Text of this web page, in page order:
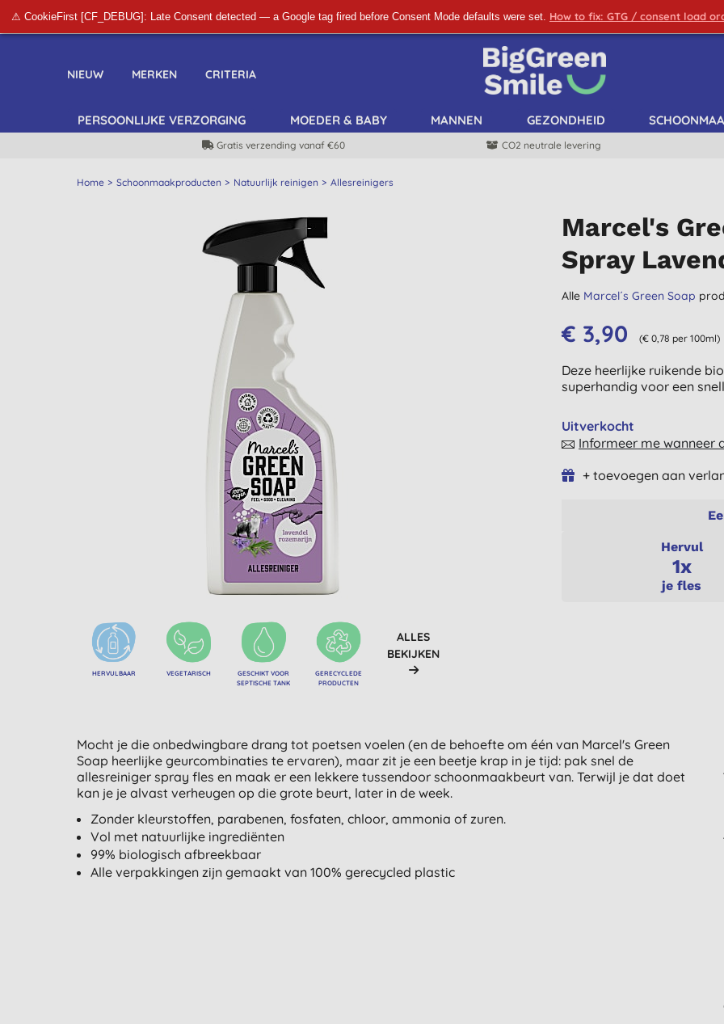
⚠ CookieFirst [CF_DEBUG]: Late Consent detected — a Google tag fired before Consent Mode defaults were set. How to fix: GTG / consent load
SCHRIJF ME IN!
NIEUW MERKEN CRITERIA
PERSOONLIJKE VERZORGING MOEDER & BABY MANNEN GEZONDHEID
Gratis verzending vanaf €60 CO2 neutrale levering
Home Schoonmaakproducten Natuurlijk reinigen Allesreinigers
HERVULBAAR VEGETARISCH
GESCHIKT VOOR
SEPTISCHE TANK
GERECYCLEDE
PRODUCTEN
ALLES
BEKIJKEN
Marcel's
Spray
Alle Marcel´s Green Soap
€ 3,90 (€ 0,78 per 100ml)
Deze heerlijke ruikende
superhandig voor een
Uitverkocht
Informeer me wanneer
+ toevoegen aan
Hervul
1x
je fles
Mocht je die onbedwingbare drang tot poetsen voelen (en de behoefte om één van Marcel's Green
Soap heerlijke geurcombinaties te ervaren), maar zit je een beetje krap in je tijd: pak snel de
allesreiniger spray fles en maak er een lekkere tussendoor schoonmaakbeurt van. Terwijl je dat doet
kan je je alvast verheugen op die grote beurt, later in de week.
Zonder kleurstoffen, parabenen, fosfaten, chloor, ammonia of zuren.
Vol met natuurlijke ingrediënten
99% biologisch afbreekbaar
Alle verpakkingen zijn gemaakt van 100% gerecycled plastic